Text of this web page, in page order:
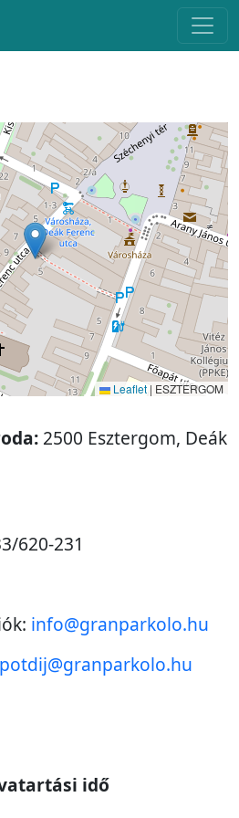
Leaflet | ESZTERGOM
2500 Esztergom, Deák
620-231
info@granparkolo.hu
potdij@granparkolo.hu
idő